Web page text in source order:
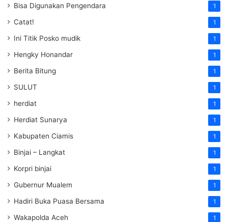
Bisa Digunakan Pengendara 1
Catat! 1
Ini Titik Posko mudik 1
Hengky Honandar 1
Berita Bitung 1
SULUT 1
herdiat 1
Herdiat Sunarya 1
Kabupaten Ciamis 1
Binjai – Langkat 1
Korpri binjai 1
Gubernur Mualem 1
Hadiri Buka Puasa Bersama 1
Wakapolda Aceh 1